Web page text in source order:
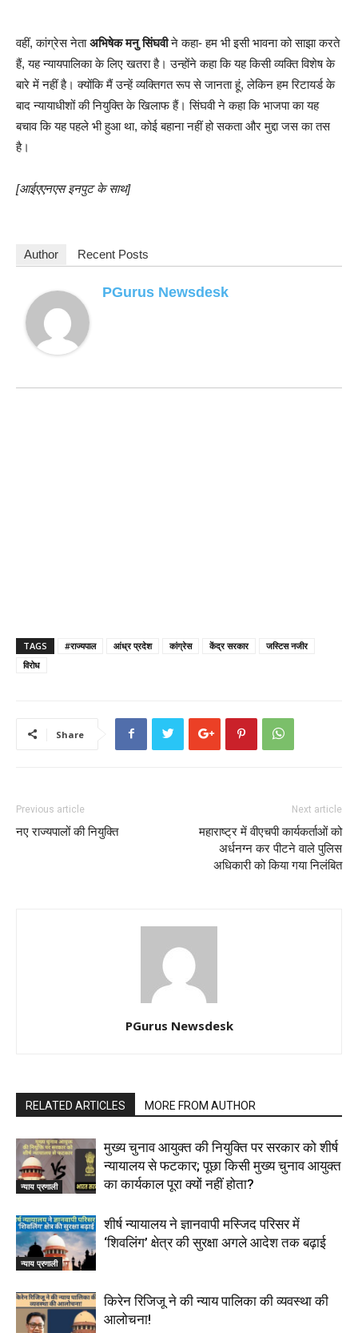
वहीं, कांग्रेस नेताअभिषेक मनु सिंघवीने कहा- हम भी इसी भावना को साझा करते
हैं, यह न्यायपालिका के लिए खतरा है। उन्होंने कहा कि यह किसी व्यक्ति विशेष के
बारे में नहीं है। क्योंकि मैं उन्हें व्यक्तिगत रूप से जानता हूं, लेकिन हम रिटायर्ड के
बाद न्यायाधीशों की नियुक्ति के खिलाफ हैं। सिंघवी ने कहा कि भाजपा का यह
बचाव कि यह पहले भी हुआ था, कोई बहाना नहीं हो सकता और मुद्दा जस का तस
है।
[आईएएनएस इनपुट के साथ]
Author Recent Posts
PGurus Newsdesk
TAGS #राज्यपाल आंध्र प्रदेश कांग्रेस केंद्र सरकार
जस्टिस नजीर
विरोध
Share
Previous article
नए राज्यपालों की नियुक्ति
Next article
महाराष्‍ट्र में वीएचपी कार्यकर्ताओं को
अर्धनग्न कर पीटने वाले पुलिस
अधिकारी को किया गया निलंबित
PGurus Newsdesk
RELATED ARTICLES MORE FROM AUTHOR
न्याय प्रणाली
मुख्य चुनाव आयुक्त की नियुक्ति पर सरकार को शीर्ष
न्यायालय से फटकार; पूछा किसी मुख्य चुनाव आयुक्त
का कार्यकाल पूरा क्यों नहीं होता?
न्याय प्रणाली
शीर्ष न्यायालय ने ज्ञानवापी मस्जिद परिसर में
‘शिवलिंग’ क्षेत्र की सुरक्षा अगले आदेश तक बढ़ाई
किरेन रिजिजू ने की न्याय पालिका की व्यवस्था की
आलोचना!